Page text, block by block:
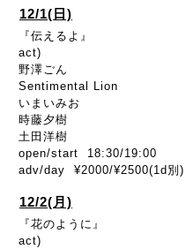
12/1(日)
『伝えるよ』
act)
野澤ごん
Sentimental Lion
いまいみお
時藤夕樹
土田洋樹
open/start 18:30/19:00
adv/day ¥2000/¥2500(1d別)
12/2(月)
『花のように』
act)